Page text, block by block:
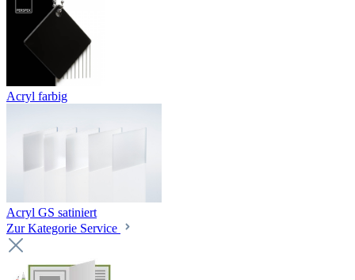
Acryl farbig
Acryl GS satiniert
Zur Kategorie Service